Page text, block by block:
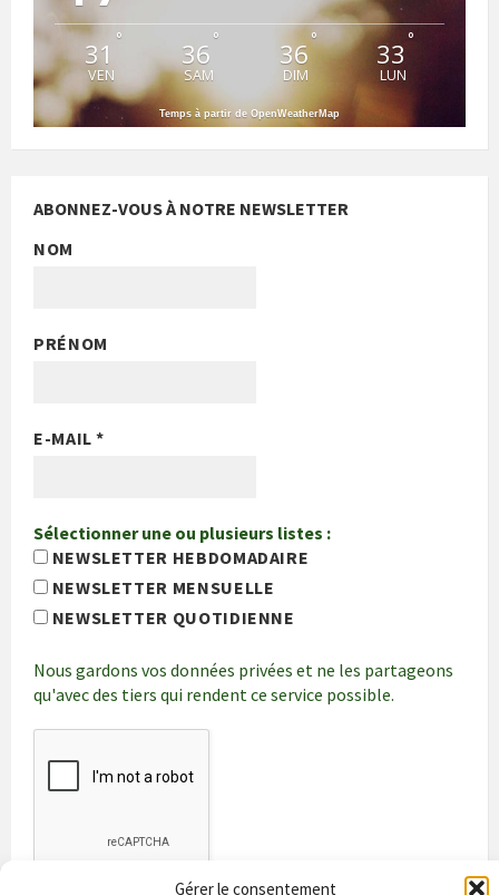
Gérer le consentement
31 °
VEN
36 °
SAM
36°
DIM
33 °
LUN
Temps à partir de OpenWeatherMap
ABONNEZ-VOUS À NOTRE NEWSLETTER
NOM
PRÉNOM
E-MAIL*
Sélectionner une ou plusieurs listes :
NEWSLETTER HEBDOMADAIRE
NEWSLETTER MENSUELLE
NEWSLETTER QUOTIDIENNE
Nous gardons vos données privées et ne les partageons
qu'avec des tiers qui rendent ce service possible.